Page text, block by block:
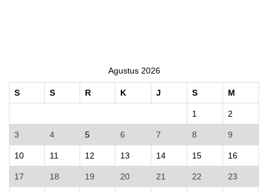
Agustus 2026
S S R K J S M
1 2
3 4 5 6 7 8 9
10 11 12 13 14 15 16
17 18 19 20 21 22 23